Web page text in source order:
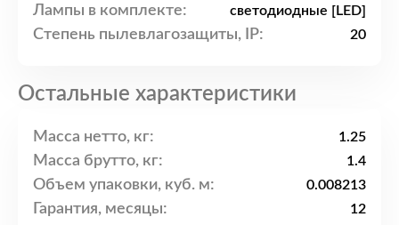
Лампы в комплекте: светодиодные [LED]
Степень пылевлагозащиты, IP: 20
Остальные характеристики
Масса нетто, кг: 1.25
Масса брутто, кг: 1.4
Объем упаковки, куб. м: 0.008213
Гарантия, месяцы: 12